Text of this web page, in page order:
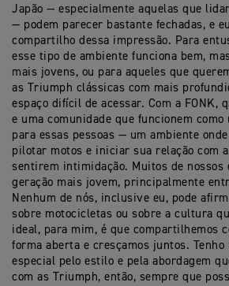
Japão — especialmente aquelas que
— podem parecer bastante fechadas, e
compartilho dessa impressão. Para
esse tipo de ambiente funciona bem,
mais jovens, ou para aqueles que
as Triumph clássicas com mais
espaço difícil de acessar. Com a FONK,
e uma comunidade que funcionem
para essas pessoas — um ambiente
pilotar motos e iniciar sua relação com
sentirem intimidação. Muitos de nossos
geração mais jovem, principalmente
Nenhum de nós, inclusive eu, pode
sobre motocicletas ou sobre a cultura
ideal, para mim, é que compartilhemos
forma aberta e cresçamos juntos. Tenho
especial pelo estilo e pela abordagem
com as Triumph, então, sempre que